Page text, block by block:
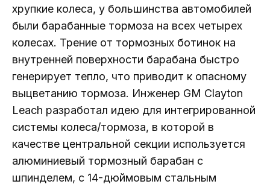
хрупкие колеса, у большинства автомобилей
были барабанные тормоза на всех четырех
колесах. Трение от тормозных ботинок на
внутренней поверхности барабана быстро
генерирует тепло, что приводит к опасному
выцветанию тормоза. Инженер GM Clayton
Leach разработал идею для интегрированной
системы колеса/тормоза, в которой в
качестве центральной секции используется
алюминиевый тормозный барабан с
шпинделем, с 14-дюймовым стальным